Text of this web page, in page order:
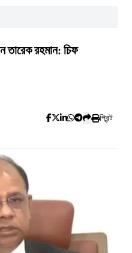
তারেক রহমান: চিফ
প্রিন্ট